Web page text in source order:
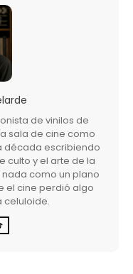
de vinilos de
sala de cine como
década escribiendo
culto y el arte de la
como un plano
el cine perdió algo
celuloide.